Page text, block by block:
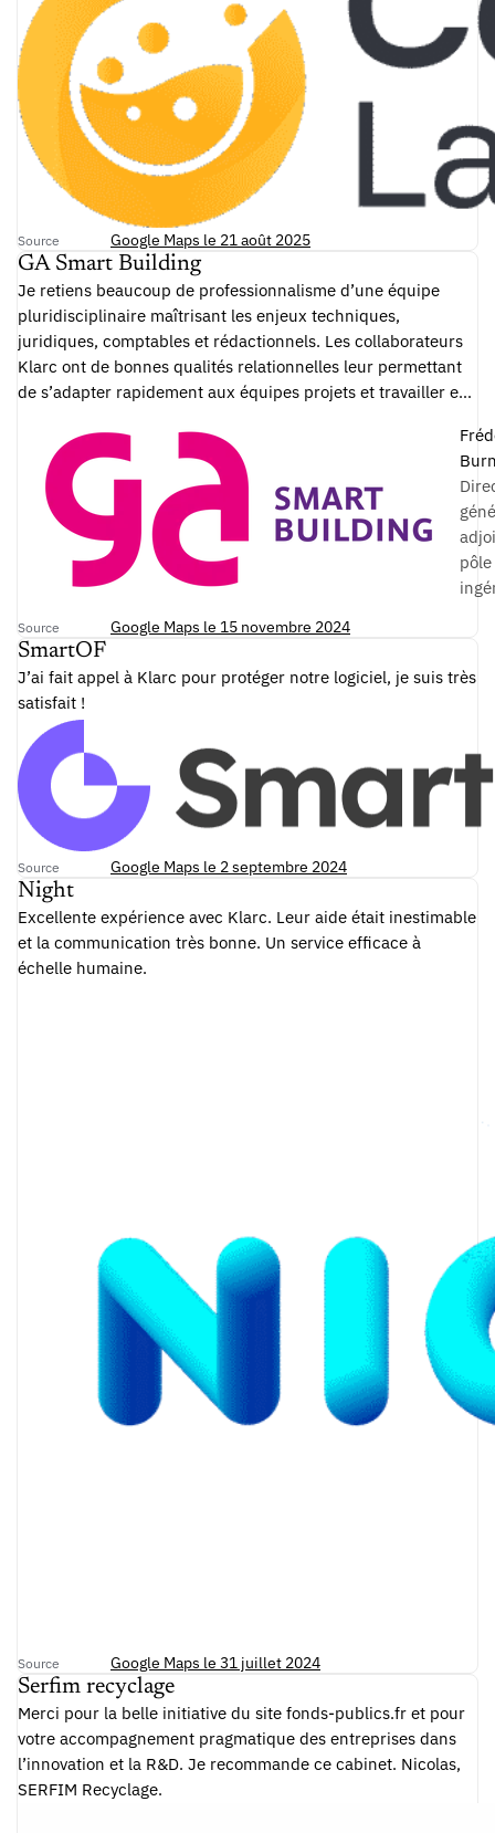
Source Google Maps le 21 août 2025
GA Smart Building
Je retiens beaucoup de professionnalisme d’une équipe
pluridisciplinaire maîtrisant les enjeux techniques,
juridiques, comptables et rédactionnels. Les collaborateurs
Klarc ont de bonnes qualités relationnelles leur permettant
de s’adapter rapidement aux équipes projets et travailler en
élaborer des stratégies gagnantes.
pôle
Source Google Maps le 15 novembre 2024
SmartOF
J’ai fait appel à Klarc pour protéger notre logiciel, je suis très
satisfait !
Source Google Maps le 2 septembre 2024
Night
Excellente expérience avec Klarc. Leur aide était inestimable
et la communication très bonne. Un service efficace à
échelle humaine.
Source Google Maps le 31 juillet 2024
Serfim recyclage
Merci pour la belle initiative du site fonds-publics.fr et pour
votre accompagnement pragmatique des entreprises dans
l’innovation et la R&D. Je recommande ce cabinet. Nicolas,
SERFIM Recyclage.